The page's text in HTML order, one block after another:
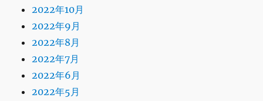
2022年10月
2022年9月
2022年8月
2022年7月
2022年6月
2022年5月